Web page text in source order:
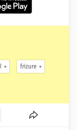
frizure